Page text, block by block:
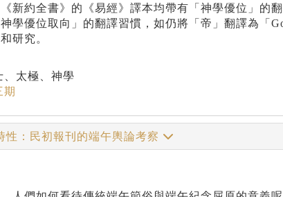
新約全書》的《易經》譯本均帶有「神學優位」的
學優位取向」的翻譯習慣，如仍將「帝」翻譯為「
研究。
太極、神學
期
性：民初報刊的端午輿論考察